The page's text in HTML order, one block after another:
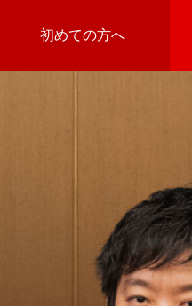
初めての方へ